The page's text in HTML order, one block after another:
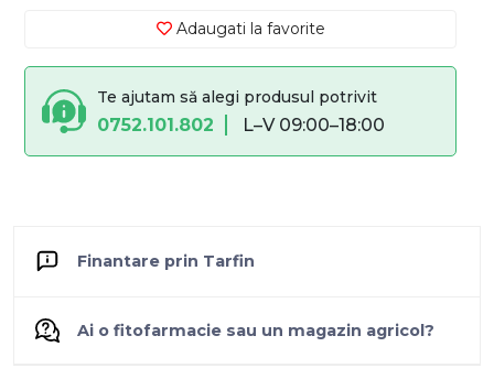
Adaugati la favorite
Te ajutam să alegi produsul potrivit
0752.101.802 L–V 09:00–18:00
Finantare prin Tarfin
Ai o fitofarmacie sau un magazin agricol?